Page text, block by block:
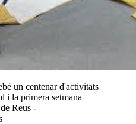
un centenar d'activitats
i la primera setmana
Reus -